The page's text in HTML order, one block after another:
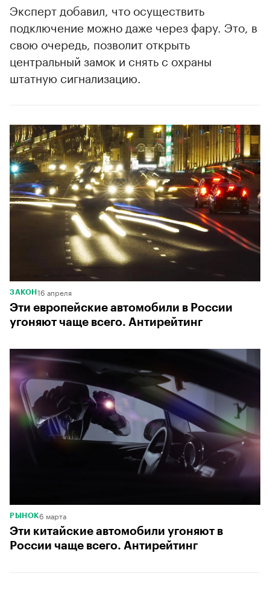
Эксперт добавил, что осуществить
подключение можно даже через фару. Это, в
свою очередь, позволит открыть
центральный замок и снять с охраны
штатную сигнализацию.
ЗАКОН 16 апреля
Эти европейские автомобили в России
угоняют чаще всего. Антирейтинг
РЫНОК6 марта
Эти китайские автомобили угоняют в
России чаще всего. Антирейтинг